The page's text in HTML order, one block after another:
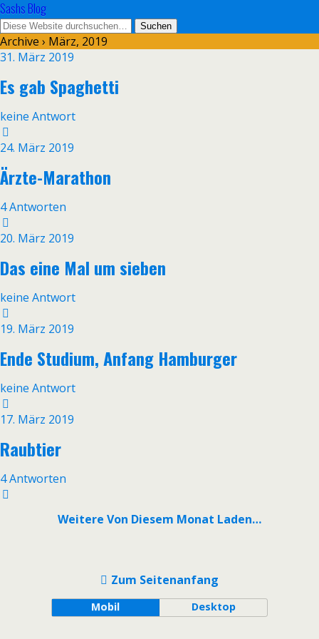
Sashs Blog
Archive › März, 2019
31. März 2019
Es gab Spaghetti
keine Antwort
24. März 2019
Ärzte-Marathon
4 Antworten
20. März 2019
Das eine Mal um sieben
keine Antwort
19. März 2019
Ende Studium, Anfang Hamburger
keine Antwort
17. März 2019
Raubtier
4 Antworten
Weitere Von Diesem Monat Laden…
Zum Seitenanfang
Mobil Desktop